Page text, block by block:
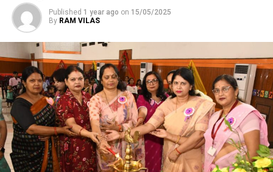
Published 1 year ago on 15/05/2025
By RAM VILAS